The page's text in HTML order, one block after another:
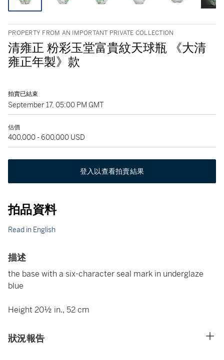
PROPERTY FROM AN IMPORTANT PRIVATE COLLECTION
清雍正 粉彩玉堂富貴紋天球瓶 《大清
雍正年製》款
拍賣已結束
September 17, 05:00 PM GMT
估價
400,000 - 600,000 USD
登入以查看拍賣結果
拍品資料
Read in English
描述
the base with a six-character seal mark in underglaze
blue
Height 20½ in., 52 cm
狀況報告